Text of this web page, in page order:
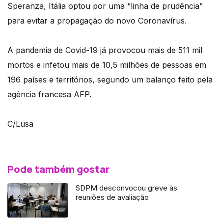
Speranza, Itália optou por uma “linha de prudência”
para evitar a propagação do novo Coronavírus.
A pandemia de Covid-19 já provocou mais de 511 mil
mortos e infetou mais de 10,5 milhões de pessoas em
196 países e territórios, segundo um balanço feito pela
agência francesa AFP.
C/Lusa
Pode também gostar
SDPM desconvocou greve às
reuniões de avaliação